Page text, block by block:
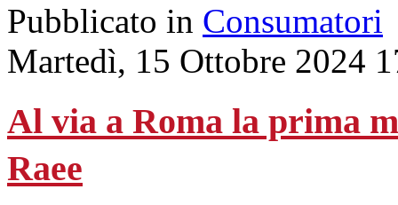
Pubblicato in Consumatori
Martedì, 15 Ottobre 2024
Al via a Roma la prima
Raee